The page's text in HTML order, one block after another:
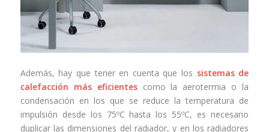
Además, hay que tener en cuenta que los sistemas de
calefacción más eficientescomo la aerotermia o la
condensación en los que se reduce la temperatura de
impulsión desde los 75ºC hasta los 55ºC, es necesario
duplicar las dimensiones del radiador, y en los radiadores